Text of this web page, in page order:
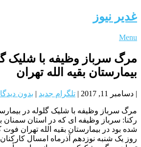
غدیر نیوز
Menu
مرگ سرباز وظیفه با شلیک
بیمارستان بقیه الله تهران
| دسامبر 11, 2017 | تلگرام جدید | بدون
مرگ سرباز وظیفه با شلیک گلوله در
رکنا: سرباز وظیفه ای که در استان سمنان
روز یک شنبه نوزدهم آذرماه امسال کارکنان